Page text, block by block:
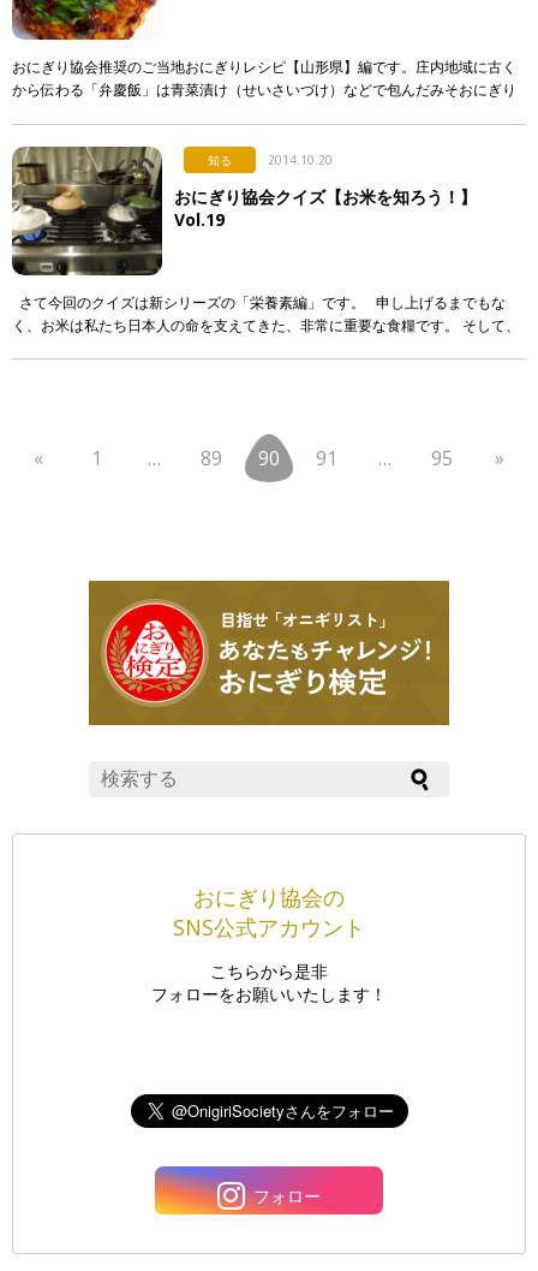
おにぎり協会推奨のご当地おにぎりレシピ【山形県】編です。庄内地域に古く
から伝わる「弁慶飯」は青菜漬け（せいさいづけ）などで包んだみそおにぎり
知る 2014.10.20
おにぎり協会クイズ【お米を知ろう！】
Vol.19
さて今回のクイズは新シリーズの「栄養素編」です。 申し上げるまでもな
く、お米は私たち日本人の命を支えてきた、非常に重要な食糧です。 そして、
« 1 … 89 90 91 … 95 »
おにぎり協会の
SNS公式アカウント
こちらから是非
フォローをお願いいたします！
フォロー